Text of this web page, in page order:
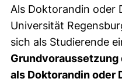
Allgemeine
Als Doktorandin oder
Universität
sich als Studierende
Grundvoraussetzung
als Doktorandin oder